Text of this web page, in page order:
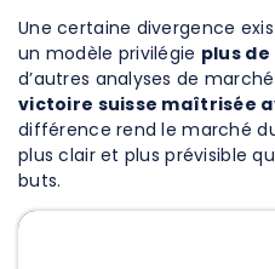
Une certaine divergence
un modèle privilégie plus de
d’autres analyses de
victoire suisse maîtrisée
différence rend le marché
plus clair et plus prévisible
buts.